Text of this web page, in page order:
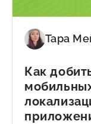
становится
таргетинге
Тара
Как